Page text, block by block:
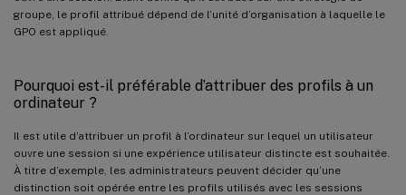
groupe, le profil attribué dépend de l’unité d’organisation à laquelle le
GPO est appliqué.
Pourquoi est-il préférable d’attribuer des profils à un
ordinateur ?
Il est utile d’attribuer un profil à l’ordinateur sur lequel un utilisateur
ouvre une session si une expérience utilisateur distincte est souhaitée.
À titre d’exemple, les administrateurs peuvent décider qu’une
distinction soit opérée entre les profils utilisés avec les sessions